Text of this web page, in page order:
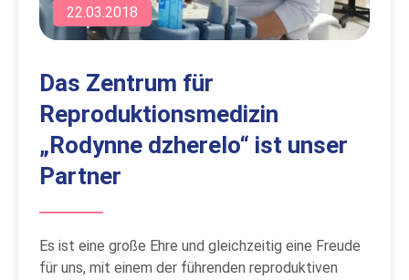
22.03.2018
Das Zentrum für
Reproduktionsmedizin
„Rodynne dzherelo“ ist unser
Partner
Es ist eine große Ehre und gleichzeitig eine Freude
für uns, mit einem der führenden reproduktiven